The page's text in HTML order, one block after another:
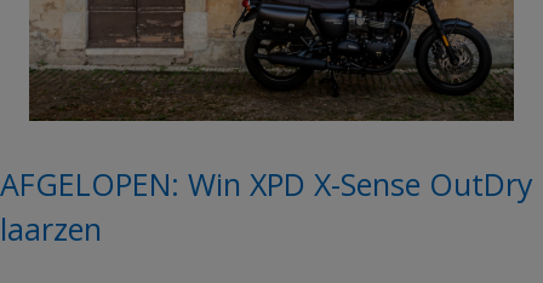
AFGELOPEN: Win XPD X-Sense OutDry
laarzen